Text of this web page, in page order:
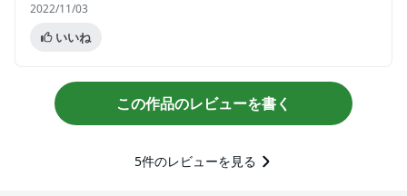
2022/11/03
いいね
この作品のレビューを書く
5件のレビューを見る